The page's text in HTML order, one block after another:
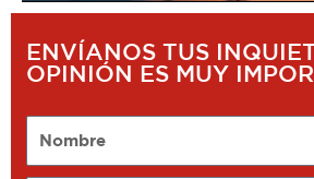
ENVÍANOS TUS
OPINIÓN ES MUY